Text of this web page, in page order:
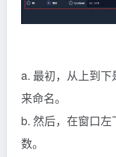
a. 最初，从上到
来命名。
b. 然后，在窗口
数。